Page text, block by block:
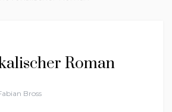
Roman
Bross